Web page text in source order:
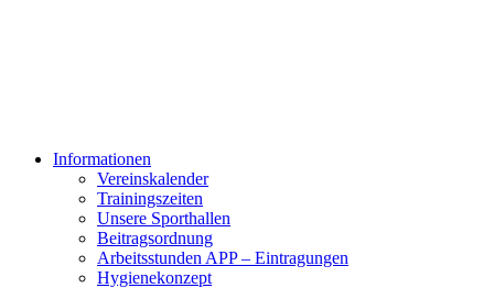
Informationen
Vereinskalender
Trainingszeiten
Unsere Sporthallen
Beitragsordnung
Arbeitsstunden APP – Eintragungen
Hygienekonzept